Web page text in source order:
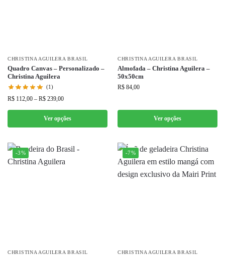
CHRISTINA AGUILERA BRASIL
Quadro Canvas – Personalizado –
Christina Aguilera
(1)
R$ 112,00 – R$ 239,00
Ver opções
CHRISTINA AGUILERA BRASIL
Almofada – Christina Aguilera –
50x50cm
R$ 84,00
Ver opções
-3%
CHRISTINA AGUILERA BRASIL
-7%
CHRISTINA AGUILERA BRASIL